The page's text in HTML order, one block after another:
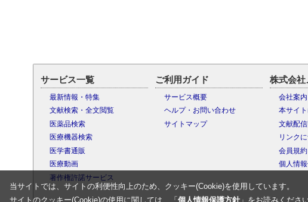
サービス一覧
最新情報・特集
文献検索・全文閲覧
医薬品検索
医療機器検索
医学書通販
医療動画
著作権許諾サービス
ご利用ガイド
サービス概要
ヘルプ・お問い合わせ
サイトマップ
株式会社
会社案内
本サイ
文献配
リンク
会員規約
個人情
当サイトでは、サイトの利便性向上のため、クッキー(Cookie)を使用しています。
サイトのクッキー(Cookie)の使用に関しては、「 個人情報保護方針」をお読みください